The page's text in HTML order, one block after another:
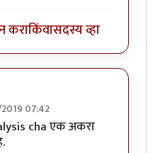
कराकिंवासदस्य व्हा
07:42
तर छानbyउगा काहितरीच
cha एक अकरा